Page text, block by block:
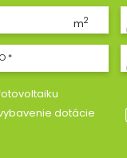
m2
*
dotácie